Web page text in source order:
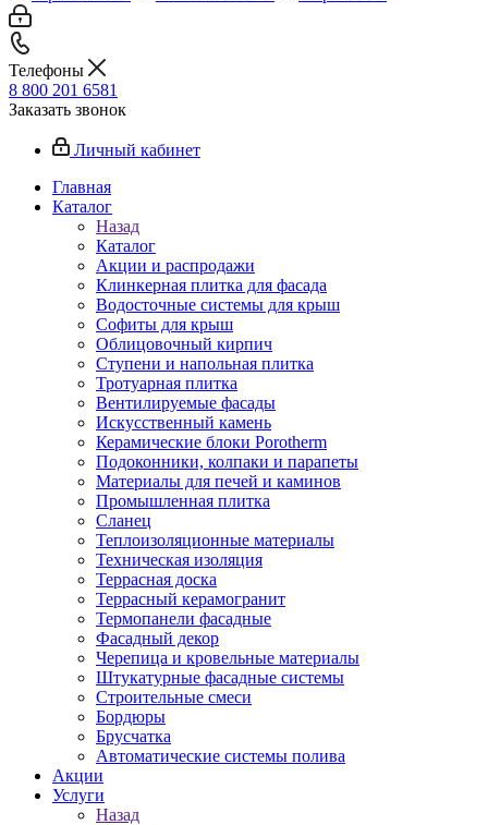
Телефоны
8 800 201 6581
Заказать звонок
Личный кабинет
Главная
Каталог
Назад
Каталог
Акции и распродажи
Клинкерная плитка для фасада
Водосточные системы для крыш
Софиты для крыш
Облицовочный кирпич
Ступени и напольная плитка
Тротуарная плитка
Вентилируемые фасады
Искусственный камень
Керамические блоки Porotherm
Подоконники, колпаки и парапеты
Материалы для печей и каминов
Промышленная плитка
Сланец
Теплоизоляционные материалы
Техническая изоляция
Террасная доска
Террасный керамогранит
Термопанели фасадные
Фасадный декор
Черепица и кровельные материалы
Штукатурные фасадные системы
Строительные смеси
Бордюры
Брусчатка
Автоматические системы полива
Акции
Услуги
Назад